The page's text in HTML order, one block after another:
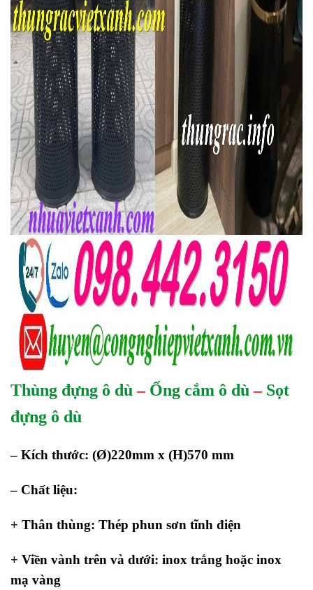
Thùng đựng ô dù – Ống cắm ô dù – Sọt
đựng ô dù
– Kích thước: (Ø)220mm x (H)570 mm
– Chất liệu:
+ Thân thùng: Thép phun sơn tĩnh điện
+ Viền vành trên và dưới: inox trắng hoặc inox
mạ vàng